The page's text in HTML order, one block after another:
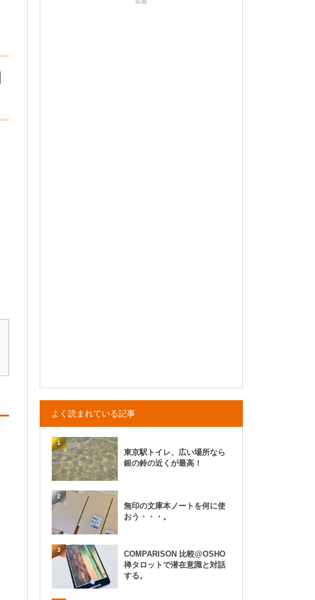
よく読まれている記事
1
東京駅トイレ、広い場所なら
銀の鈴の近くが最高！
2
無印の文庫本ノートを何に使
おう・・・。
3
COMPARISON 比較@OSHO
禅タロットで潜在意識と対話
する。